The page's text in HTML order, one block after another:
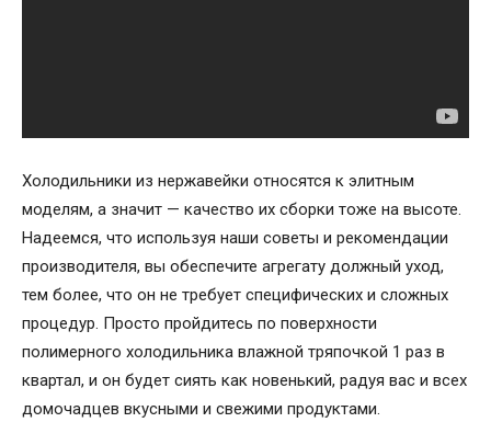
Холодильники из нержавейки относятся к элитным
моделям, а значит — качество их сборки тоже на высоте.
Надеемся, что используя наши советы и рекомендации
производителя, вы обеспечите агрегату должный уход,
тем более, что он не требует специфических и сложных
процедур. Просто пройдитесь по поверхности
полимерного холодильника влажной тряпочкой 1 раз в
квартал, и он будет сиять как новенький, радуя вас и всех
домочадцев вкусными и свежими продуктами.